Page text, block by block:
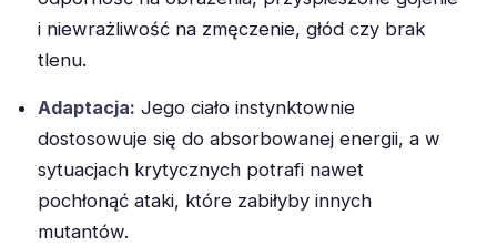
i niewrażliwość na zmęczenie, głód czy brak
tlenu.
Adaptacja: Jego ciało instynktownie
dostosowuje się do absorbowanej energii, a w
sytuacjach krytycznych potrafi nawet
pochłonąć ataki, które zabiłyby innych
mutantów.